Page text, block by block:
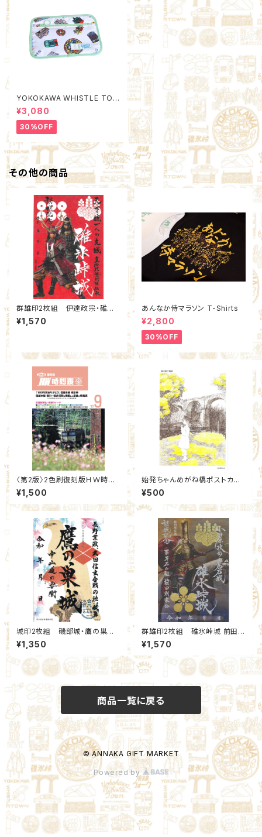
YOKOKAWA WHISTLE TOW
N Poach M (Quality Control
by EACHTIME. )
¥3,080
30%OFF
その他の商品
群雄印2枚組 伊達政宗・碓氷
峠城 真田親子赤セット(9,99)：
北群馬甲冑工房【群雄印】×安中
¥1,570
あんなか侍マラソン T-Shirts
¥2,800
30%OFF
〈第2版〉2色刷復刻版ＨＷ時刻
表
¥1,500
始発ちゃんめがね橋ポストカー
ド ステッカー付
¥500
城印2枚組 磯部城・鷹の巣城
2026夏限定セット(6,11)：北群
馬甲冑工房【群雄印】×安中市観
光機構
¥1,350
群雄印2枚組 碓氷峠城 前田慶
次・前田利家(95,10)：北群馬甲
冑工房【群雄印】
¥1,570
商品一覧に戻る
© ANNAKA GIFT MARKET
Powered by